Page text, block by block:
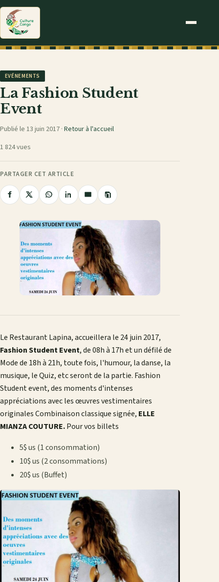
EVÉNEMENTS
La Fashion Student
Event
Publié le 13 juin 2017 · Retour à l'accueil
1 824 vues
PARTAGER CET ARTICLE
Partager
Facebook
Partager
X
Partager
WhatsApp
Partager
LinkedIn
Partager
e-
mail
Copier
le
Le Restaurant Lapina, accueillera le 24 juin 2017,
Fashion Student Event, de 08h à 17h et un défilé de
Mode de 18h à 21h, toute fois, l'humour, la danse, la
musique, le Quiz, etc seront de la partie. Fashion
Student event, des moments d'intenses
appréciations avec les œuvres vestimentaires
originales Combinaison classique signée, ELLE
MIANZA COUTURE.Pour vos billets
5$ us (1 consommation)
10$ us (2 consommations)
20$ us (Buffet)